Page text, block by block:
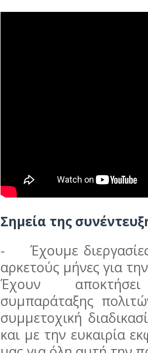
Σημεία της
-
Έχουμε
αρκετούς μήνες για
Έχουν
συμπαράταξης
συμμετοχική
και με την ευκαιρία